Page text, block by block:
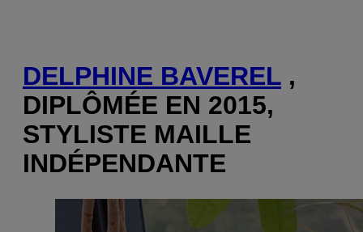
DELPHINE BAVEREL ,
DIPLÔMÉE EN 2015,
STYLISTE MAILLE
INDÉPENDANTE